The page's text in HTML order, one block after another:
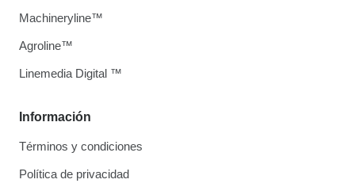
Información
Términos y condiciones
Política de privacidad
Machineryline™
Agroline™
Linemedia Digital ™